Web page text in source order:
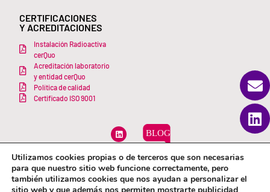
CERTIFICACIONES
Y ACREDITACIONES
Instalación Radioactiva
cerQuo
Acreditación laboratorio
y entidad cerQuo
Política de calidad
Certificado ISO 9001
Aviso Legal y Política de Privacidad
Política de cookies
Condiciones generales
Utilizamos cookies propias o de terceros que son necesarias
para que nuestro sitio web funcione correctamente, pero
también utilizamos cookies que nos ayudan a personalizar el